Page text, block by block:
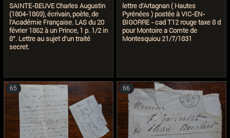
Dumas
SAINTE-BEUVE Charles Augustin
(1804-1869), écrivain, poète, de
l'Académie Française. LAS du 20
février 1862 à un Prince, 1 p. 1/2 in
8°. Lettre au sujet d'un traité
secret.
lettre d'Artagnan ( Hautes
Pyrénées ) postée à VIC-EN-
BIGORRE - cad T12 rouge taxe 8 d
pour Montoire a Comte de
Montesquiou 21/7/1831
65 66